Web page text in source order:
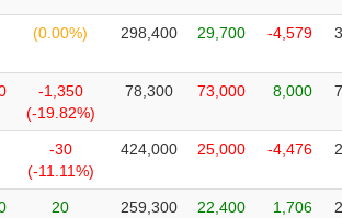
(0.00%) 298,400 29,700 -4,579
-1,350
(-19.82%)
78,300 73,000 8,000
-30
(-11.11%)
424,000 25,000 -4,476
20
259,300 22,400 1,706